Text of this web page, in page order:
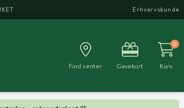
Erhvervskunde
Find center Gavekort
0
Kurv